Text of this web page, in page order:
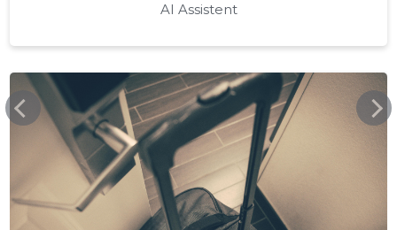
AI Assistent
YOLOTRAVEL.EE